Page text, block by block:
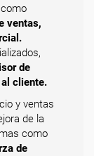
ventas,
de
cliente.
y ventas
de la
como
de